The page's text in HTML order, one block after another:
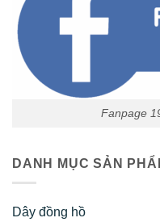
Fanpage
DANH MỤC SẢN
Dây đồng hồ